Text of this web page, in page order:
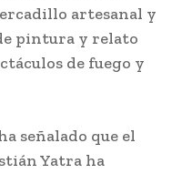
artesanal y
pintura y relato
de fuego y
señalado que el
Yatra ha